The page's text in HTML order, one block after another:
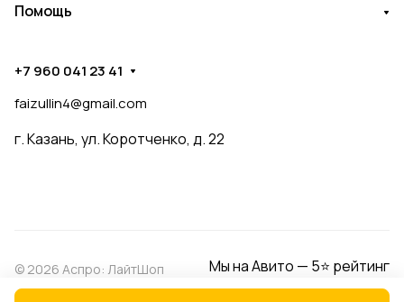
Помощь
+7 960 041 23 41
faizullin4@gmail.com
г. Казань, ул. Коротченко, д. 22
© 2026 Аспро: ЛайтШоп Мы на Авито — 5⭐ рейтинг